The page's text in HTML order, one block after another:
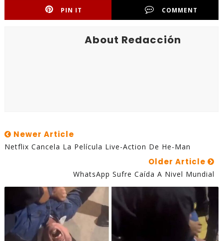
PIN IT COMMENT
About Redacción
Newer Article
Netflix Cancela La Película Live-Action De He-Man
Older Article
WhatsApp Sufre Caída A Nivel Mundial